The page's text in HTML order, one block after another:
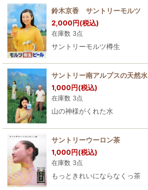
鈴木京香 サントリーモルツ
2,000円(税込)
在庫数 3点
サントリーモルツ樽生
サントリー南アルプスの天然水
1,000円(税込)
在庫数 3点
山の神様がくれた水
サントリーウーロン茶
1,000円(税込)
在庫数 3点
もっときれいにならなくっ茶